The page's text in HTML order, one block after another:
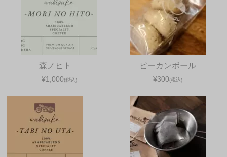
森ノヒト
¥1,000(税込)
ピーカンボール
¥300(税込)